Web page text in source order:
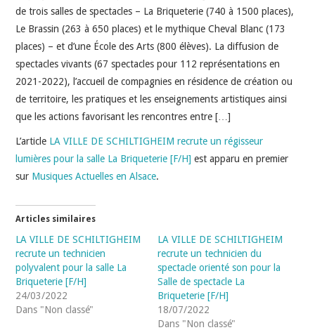
INDÉPENDANTS
DOKO
de trois salles de spectacles – La Briqueterie (740 à 1500 places),
Le Brassin (263 à 650 places) et le mythique Cheval Blanc (173
places) – et d’une École des Arts (800 élèves). La diffusion de
spectacles vivants (67 spectacles pour 112 représentations en
2021-2022), l’accueil de compagnies en résidence de création ou
de territoire, les pratiques et les enseignements artistiques ainsi
que les actions favorisant les rencontres entre […]
L’article LA VILLE DE SCHILTIGHEIM recrute un régisseur
lumières pour la salle La Briqueterie [F/H] est apparu en premier
sur Musiques Actuelles en Alsace.
Articles similaires
LA VILLE DE SCHILTIGHEIM
recrute un technicien
polyvalent pour la salle La
Briqueterie [F/H]
24/03/2022
Dans "Non classé"
LA VILLE DE SCHILTIGHEIM
recrute un technicien du
spectacle orienté son pour la
Salle de spectacle La
Briqueterie [F/H]
18/07/2022
Dans "Non classé"